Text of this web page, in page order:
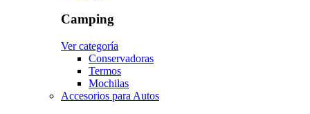
Camping
Ver categoría
Conservadoras
Termos
Mochilas
Accesorios para Autos